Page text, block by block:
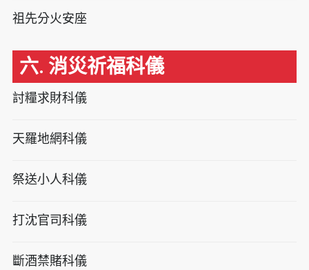
祖先分火安座
六. 消災祈福科儀
討糧求財科儀
天羅地網科儀
祭送小人科儀
打沈官司科儀
斷酒禁賭科儀